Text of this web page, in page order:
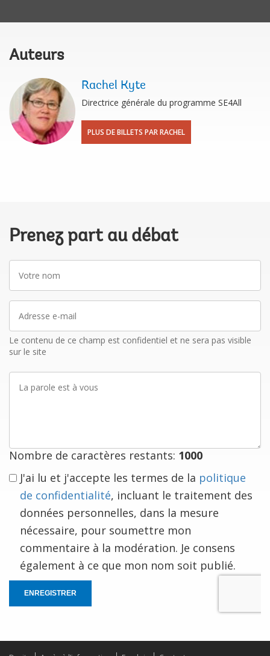
Auteurs
Rachel Kyte
Directrice générale du programme SE4All
PLUS DE BILLETS PAR RACHEL
Prenez part au débat
nom
mail
Le contenu de ce champ est confidentiel et ne sera pas visible
sur le site
parole
Nombre de caractères restants: 1000
J'ai lu et j'accepte les termes de la politique
de confidentialité, incluant le traitement des
données personnelles, dans la mesure
nécessaire, pour soumettre mon
commentaire à la modération. Je consens
également à ce que mon nom soit publié.
ENREGISTRER